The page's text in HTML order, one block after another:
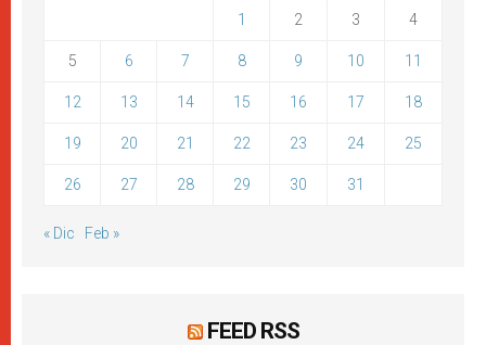
1 2 3 4
5 6 7 8 9 10 11
12 13 14 15 16 17 18
19 20 21 22 23 24 25
26 27 28 29 30 31
« Dic Feb »
FEED RSS